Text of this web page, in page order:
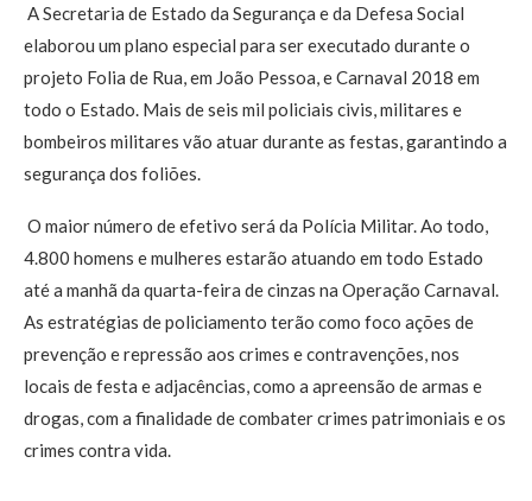
A Secretaria de Estado da Segurança e da Defesa Social
elaborou um plano especial para ser executado durante o
projeto Folia de Rua, em João Pessoa, e Carnaval 2018 em
todo o Estado. Mais de seis mil policiais civis, militares e
bombeiros militares vão atuar durante as festas, garantindo a
segurança dos foliões.
O maior número de efetivo será da Polícia Militar. Ao todo,
4.800 homens e mulheres estarão atuando em todo Estado
até a manhã da quarta-feira de cinzas na Operação Carnaval.
As estratégias de policiamento terão como foco ações de
prevenção e repressão aos crimes e contravenções, nos
locais de festa e adjacências, como a apreensão de armas e
drogas, com a finalidade de combater crimes patrimoniais e os
crimes contra vida.